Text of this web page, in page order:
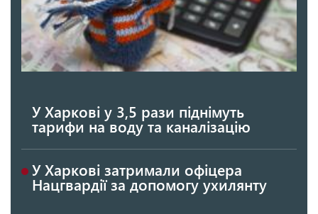
У Харкові у 3,5 рази піднімуть
тарифи на воду та каналізацію
У Харкові затримали офіцера
Нацгвардії за допомогу ухилянту